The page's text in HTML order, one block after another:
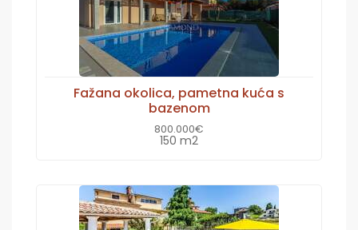
Fažana okolica, pametna kuća s
bazenom
800.000€
150 m2